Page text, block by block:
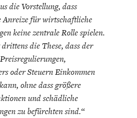
STUFE DER
die Vorstellung, dass
Anreize für wirtschaftliche
keine zentrale Rolle spielen.
die These, dass der
oder Steuern Einkommen
ohne dass größere
und schädliche
zu befürchten sind.“